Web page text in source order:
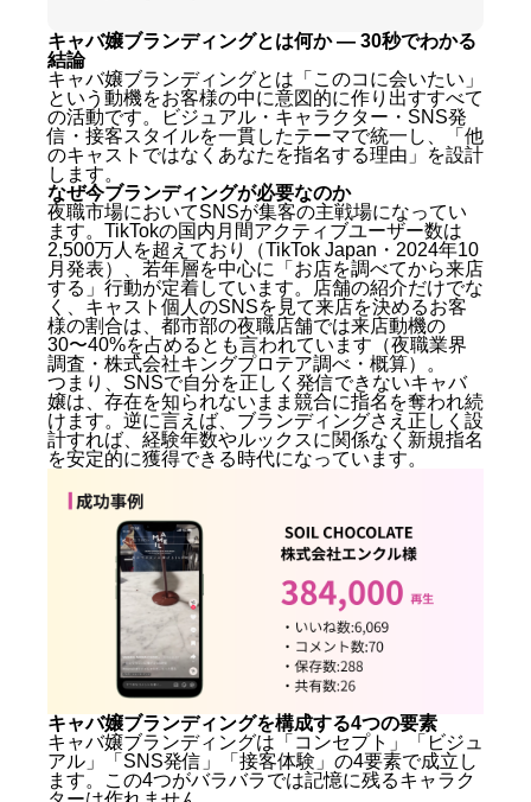
キャバ嬢ブランディングとは何か — 30秒でわかる
結論
キャバ嬢ブランディングとは「このコに会いたい」
という動機をお客様の中に意図的に作り出すすべて
の活動です。ビジュアル・キャラクター・SNS発
信・接客スタイルを一貫したテーマで統一し、「他
のキャストではなくあなたを指名する理由」を設計
します。
なぜ今ブランディングが必要なのか
夜職市場においてSNSが集客の主戦場になってい
ます。TikTokの国内月間アクティブユーザー数は
2,500万人を超えており（TikTok Japan・2024年10
月発表）、若年層を中心に「お店を調べてから来店
する」行動が定着しています。店舗の紹介だけでな
く、キャスト個人のSNSを見て来店を決めるお客
様の割合は、都市部の夜職店舗では来店動機の
30〜40%を占めるとも言われています（夜職業界
調査・株式会社キングプロテア調べ・概算）。
つまり、SNSで自分を正しく発信できないキャバ
嬢は、存在を知られないまま競合に指名を奪われ続
けます。逆に言えば、ブランディングさえ正しく設
計すれば、経験年数やルックスに関係なく新規指名
を安定的に獲得できる時代になっています。
キャバ嬢ブランディングを構成する4つの要素
キャバ嬢ブランディングは「コンセプト」「ビジュ
アル」「SNS発信」「接客体験」の4要素で成立し
ます。この4つがバラバラでは記憶に残るキャラク